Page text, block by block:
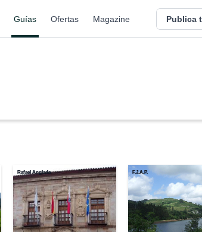
Guías Ofertas Magazine Publica
Rafael Anglada F.J.A.P.